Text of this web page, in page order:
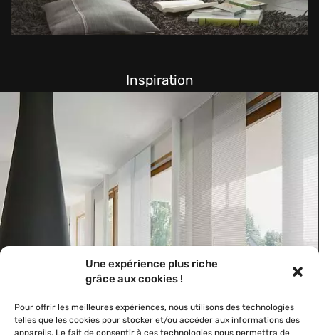
Une expérience plus riche
grâce aux cookies !
Pour offrir les meilleures expériences, nous utilisons des technologies
telles que les cookies pour stocker et/ou accéder aux informations des
appareils. Le fait de consentir à ces technologies nous permettra de